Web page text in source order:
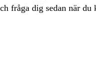
fråga dig sedan när